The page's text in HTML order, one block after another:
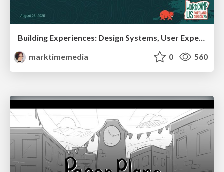
Building Experiences: Design Systems, User Experience, and Full Site Editing
marktimemedia
0 560